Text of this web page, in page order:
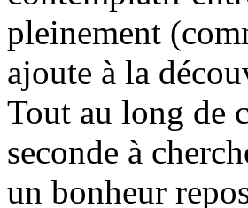
pleinement
ajoute à la
Tout au long de
seconde à
un bonheur